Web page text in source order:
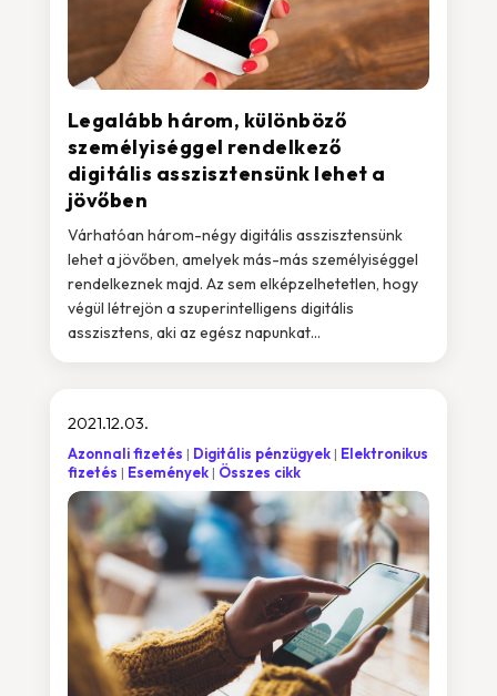
Legalább három, különböző
személyiséggel rendelkező
digitális asszisztensünk lehet a
jövőben
Várhatóan három-négy digitális asszisztensünk
lehet a jövőben, amelyek más-más személyiséggel
rendelkeznek majd. Az sem elképzelhetetlen, hogy
végül létrejön a szuperintelligens digitális
asszisztens, aki az egész napunkat...
2021.12.03.
Azonnali fizetés Digitális pénzügyek
Elektronikus
fizetés
Események Összes cikk